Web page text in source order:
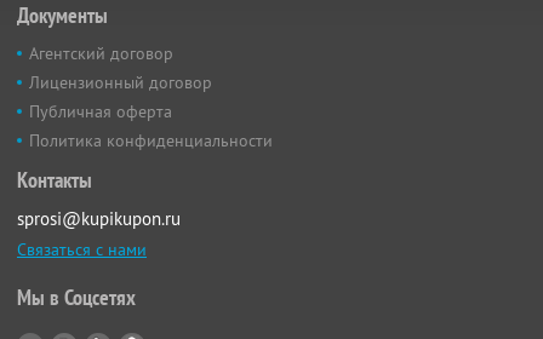
Документы
Агентский договор
Лицензионный договор
Публичная оферта
Политика конфиденциальности
Контакты
sprosi@kupikupon.ru
Связаться с нами
Мы в Соцсетях